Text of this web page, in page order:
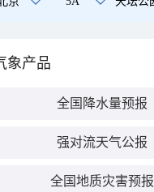
象产品
全国降水量预报
强对流天气公报
全国地质灾害预报